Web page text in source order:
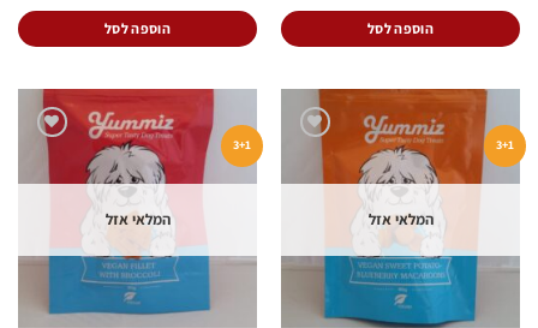
הוספה לסל הוספה לסל
3+1
המלאי אזל
3+1
הוסף
המלאי אזל